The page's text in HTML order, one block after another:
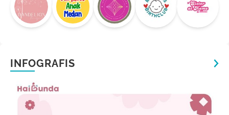
INFOGRAFIS